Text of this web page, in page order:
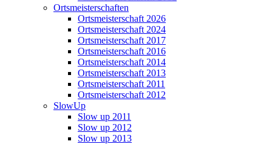
Ortsmeisterschaften
Ortsmeisterschaft 2026
Ortsmeisterschaft 2024
Ortsmeisterschaft 2017
Ortsmeisterschaft 2016
Ortsmeisterschaft 2014
Ortsmeisterschaft 2013
Ortsmeisterschaft 2011
Ortsmeisterschaft 2012
SlowUp
Slow up 2011
Slow up 2012
Slow up 2013